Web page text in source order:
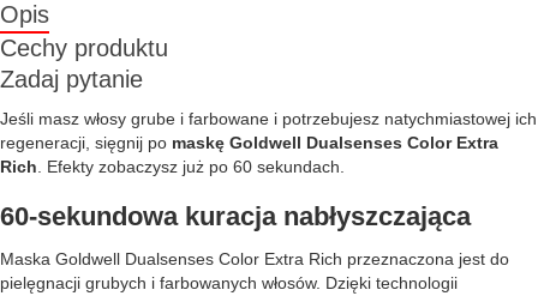
Opis
Cechy produktu
Zadaj pytanie
Jeśli masz włosy grube i farbowane i potrzebujesz natychmiastowej ich
regeneracji, sięgnij po maskę Goldwell Dualsenses Color Extra
Rich . Efekty zobaczysz już po 60 sekundach.
60-sekundowa kuracja nabłyszczająca
Maska Goldwell Dualsenses Color Extra Rich przeznaczona jest do
pielęgnacji grubych i farbowanych włosów. Dzięki technologii